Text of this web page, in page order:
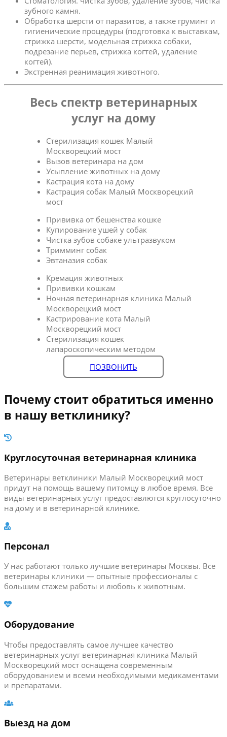
зубного камня.
Обработка шерсти от паразитов, а также груминг и
гигиенические процедуры (подготовка к выставкам,
стрижка шерсти, модельная стрижка собаки,
подрезание перьев, стрижка когтей, удаление
когтей).
Экстренная реанимация животного.
Весь спектр ветеринарных
услуг на дому
Стерилизация кошек Малый
Москворецкий мост
Вызов ветеринара на дом
Усыпление животных на дому
Кастрация кота на дому
Кастрация собак Малый Москворецкий
мост
Прививка от бешенства кошке
Купирование ушей у собак
Чистка зубов собаке ультразвуком
Тримминг собак
Эвтаназия собак
Кремация животных
Прививки кошкам
Ночная ветеринарная клиника Малый
Москворецкий мост
Кастрирование кота Малый
Москворецкий мост
Стерилизация кошек
лапароскопическим методом
ПОЗВОНИТЬ
Почему стоит обратиться именно
в нашу ветклинику?
Круглосуточная ветеринарная клиника
Ветеринары ветклиники Малый Москворецкий мост
придут на помощь вашему питомцу в любое время. Все
виды ветеринарных услуг предоставлются круглосуточно
на дому и в ветеринарной клинике.
Персонал
У нас работают только лучшие ветеринары Москвы. Все
ветеринары клиники — опытные профессионалы с
большим стажем работы и любовь к животным.
Оборудование
Чтобы предоставлять самое лучшее качество
ветеринарных услуг ветеринарная клиника Малый
Москворецкий мост оснащена современным
оборудованием и всеми необходимыми медикаментами
и препаратами.
Выезд на дом